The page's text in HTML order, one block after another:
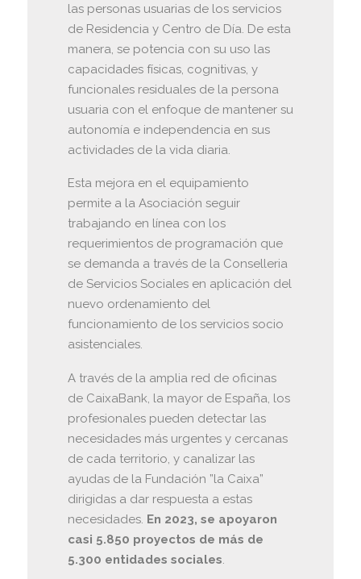
las personas usuarias de los servicios
de Residencia y Centro de Día. De esta
manera, se potencia con su uso las
capacidades físicas, cognitivas, y
funcionales residuales de la persona
usuaria con el enfoque de mantener su
autonomía e independencia en sus
actividades de la vida diaria.
Esta mejora en el equipamiento
permite a la Asociación seguir
trabajando en línea con los
requerimientos de programación que
se demanda a través de la Conselleria
de Servicios Sociales en aplicación del
nuevo ordenamiento del
funcionamiento de los servicios socio
asistenciales.
A través de la amplia red de oficinas
de CaixaBank, la mayor de España, los
profesionales pueden detectar las
necesidades más urgentes y cercanas
de cada territorio, y canalizar las
ayudas de la Fundación ”la Caixa”
dirigidas a dar respuesta a estas
necesidades. En 2023, se apoyaron
casi 5.850 proyectos de más de
5.300 entidades sociales.